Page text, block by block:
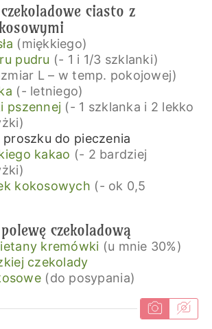
ciasto z
(miękkiego)
pudru (- 1 i 1/3 szklanki)
L – w temp. pokojowej)
(- letniego)
pszennej (- 1 szklanka i 2 lekko
proszku do pieczenia
kakao (- 2 bardziej
kokosowych (- ok 0,5
czekoladową
kremówki (u mnie 30%)
czekolady
(do posypania)